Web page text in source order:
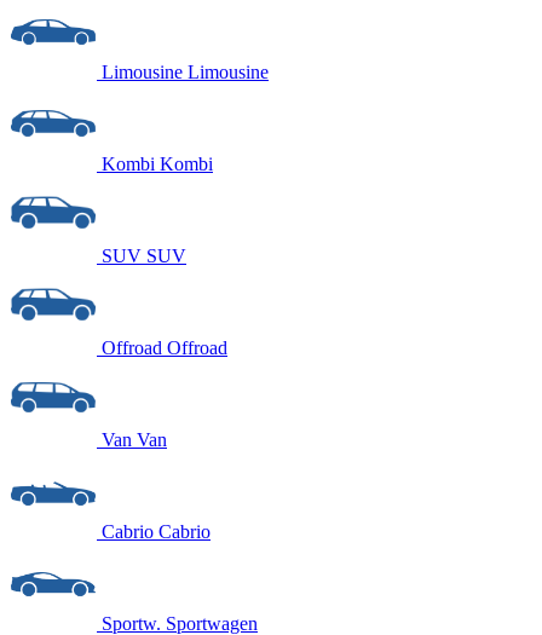
Limousine Limousine
Kombi Kombi
SUV SUV
Offroad Offroad
Van Van
Cabrio Cabrio
Sportw. Sportwagen